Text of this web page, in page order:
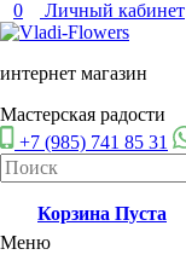
0 Личный кабинет
интернет магазин
Мастерская радости
+7 (985) 741 85 31
Корзина Пуста
Меню